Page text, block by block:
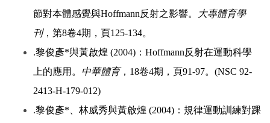
節對本體感覺與Hoffmann反射之影響。
大專體育學
刊，第8卷4期，頁125-134。
.黎俊彥*與黃啟煌 (2004)：Hoffmann反射在運動科學
上的應用。 中華體育，18卷4期，頁91-97。(NSC 92-
2413-H-179-012)
.黎俊彥*、林威秀與黃啟煌 (2004)：規律運動訓練對踝